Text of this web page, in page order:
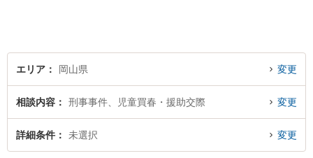
エリア 岡山県 変更
相談内容 刑事事件、児童買春・援助交際 変更
詳細条件 未選択 変更